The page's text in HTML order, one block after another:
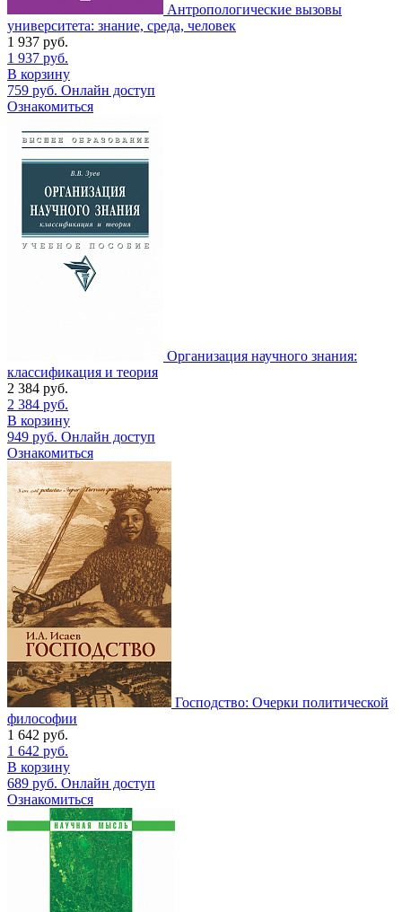
Антропологические вызовы
университета: знание, среда, человек
1 937 руб.
1 937 руб.
В корзину
759 руб. Онлайн доступ
Ознакомиться
Организация научного знания:
классификация и теория
2 384 руб.
2 384 руб.
В корзину
949 руб. Онлайн доступ
Ознакомиться
Господство: Очерки политической
философии
1 642 руб.
1 642 руб.
В корзину
689 руб. Онлайн доступ
Ознакомиться